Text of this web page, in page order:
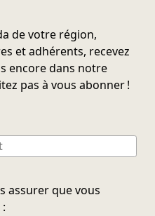
de votre région,
et adhérents, recevez
encore dans notre
pas à vous abonner !
assurer que vous